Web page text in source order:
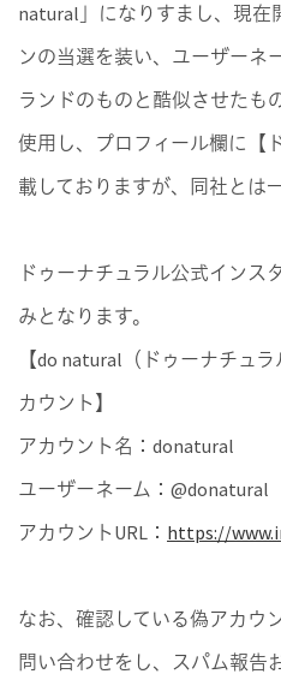
natural」になりすまし、現在
ンの当選を装い、ユーザーネ
ランドのものと酷似させたも
使用し、プロフィール欄に【
載しておりますが、同社とは
ドゥーナチュラル公式インス
みとなります。
【do natural（ドゥーナチュ
カウント】
アカウント名：donatural
ユーザーネーム：@donatural
アカウントURL： https://
なお、確認している偽アカウ
問い合わせをし、スパム報告